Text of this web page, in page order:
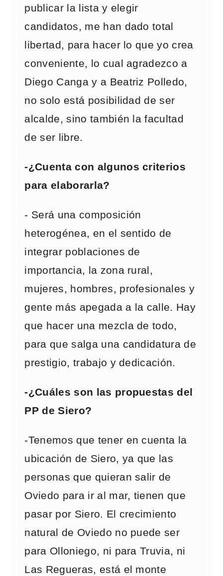
publicar la lista y elegir
candidatos, me han dado total
libertad, para hacer lo que yo crea
conveniente, lo cual agradezco a
Diego Canga y a Beatriz Polledo,
no solo está posibilidad de ser
alcalde, sino también la facultad
de ser libre.
-¿Cuenta con algunos criterios
para elaborarla?
- Será una composición
heterogénea, en el sentido de
integrar poblaciones de
importancia, la zona rural,
mujeres, hombres, profesionales y
gente más apegada a la calle. Hay
que hacer una mezcla de todo,
para que salga una candidatura de
prestigio, trabajo y dedicación.
-¿Cuáles son las propuestas del
PP de Siero?
-Tenemos que tener en cuenta la
ubicación de Siero, ya que las
personas que quieran salir de
Oviedo para ir al mar, tienen que
pasar por Siero. El crecimiento
natural de Oviedo no puede ser
para Olloniego, ni para Truvia, ni
Las Regueras, está el monte